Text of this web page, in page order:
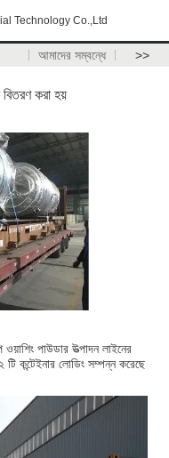
Technology Co.,Ltd
আমাদের সম্বন্ধে >>
বিতরণ করা হয়
পাউডার উত্পাদন লাইনের
কন্টেইনার লোডিং সম্পন্ন করেছে